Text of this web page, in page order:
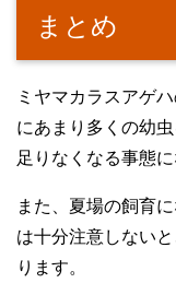
まとめ
ミヤマカラスアゲ
にあまり多くの幼
足りなくなる事態
また、夏場の飼育
は十分注意しない
ります。